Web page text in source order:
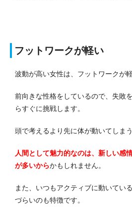
フットワークが軽い
波動が高い女性は、フットワークが
前向きな性格をしているので、失敗
らすぐに挑戦します。
頭で考えるより先に体が動いてしま
人間として魅力的なのは、新しい感
が多いからかもしれません。
また、いつもアクティブに動いてい
づらいのも特徴です。